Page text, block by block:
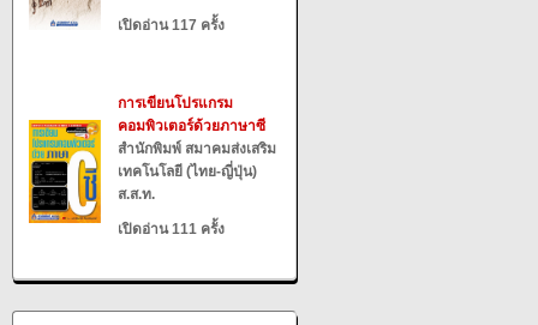
เปิดอ่าน 117 ครั้ง
การเขียนโปรแกรม
คอมพิวเตอร์ด้วยภาษาซี
สำนักพิมพ์ สมาคมส่งเสริม
เทคโนโลยี (ไทย-ญี่ปุ่น)
ส.ส.ท.
เปิดอ่าน 111 ครั้ง